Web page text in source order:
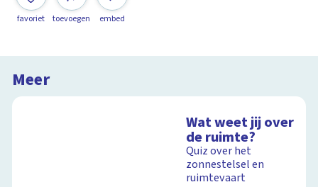
favoriet toevoegen embed
Meer
Wat weet jij over
de ruimte?
Quiz over het
zonnestelsel en
ruimtevaart